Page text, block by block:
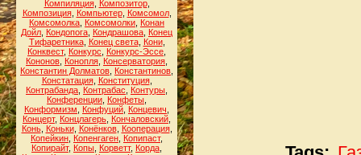
Компиляция, Композитор,
Композиция, Компьютер, Комсомол,
Комсомолка Комсомолки Конан
Дойл Кондопога Кондрашова Конец
Тифаретника, Конец света, Кони,
Конквест, Конкурс Конкурс-Эссе
Кононов Конопля Консерватория
Константин Долматов Константинов
Констатация, Конституция,
Контрабанда Контрабас Контуры
Конференции Конфеты
Конформизм
Конфуций Концевич
Концерт, Концлагерь Кончаловский
Конь, Коньки, Конёнков, Кооперация,
Копейкин Копенгаген Копипаст,
Копирайт, Копы Корветт, Корда